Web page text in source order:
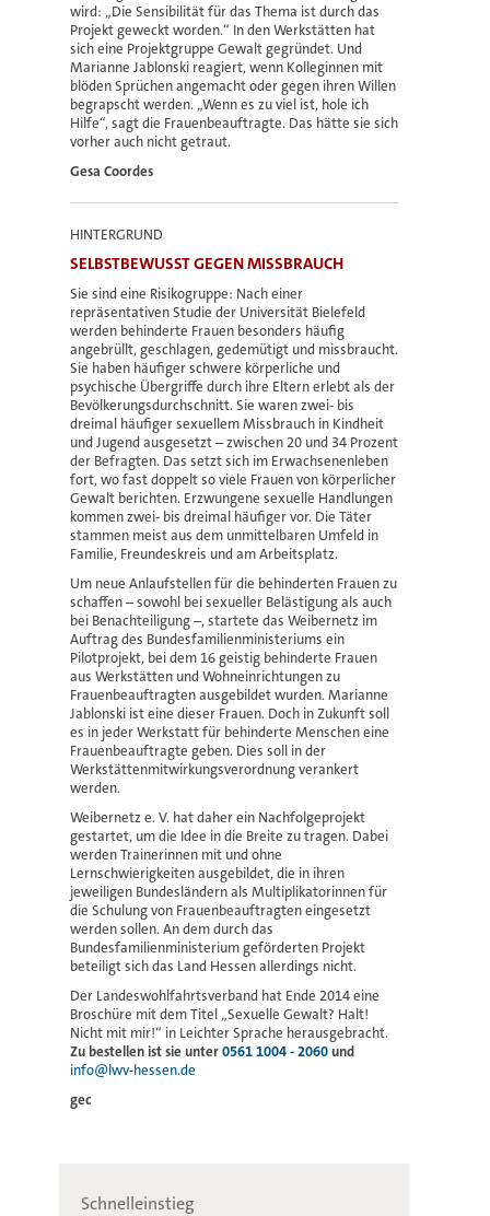
wird: „Die Sensibilität für das Thema ist durch das
Projekt geweckt worden.“ In den Werkstätten hat
sich eine Projektgruppe Gewalt gegründet. Und
Marianne Jablonski reagiert, wenn Kolleginnen mit
blöden Sprüchen angemacht oder gegen ihren Willen
begrapscht werden. „Wenn es zu viel ist, hole ich
Hilfe“, sagt die Frauenbeauftragte. Das hätte sie sich
vorher auch nicht getraut.
Gesa Coordes
HINTERGRUND
SELBSTBEWUSST GEGEN MISSBRAUCH
Sie sind eine Risikogruppe: Nach einer
repräsentativen Studie der Universität Bielefeld
werden behinderte Frauen besonders häufig
angebrüllt, geschlagen, gedemütigt und missbraucht.
Sie haben häufiger schwere körperliche und
psychische Übergriffe durch ihre Eltern erlebt als der
Bevölkerungsdurchschnitt. Sie waren zwei- bis
dreimal häufiger sexuellem Missbrauch in Kindheit
und Jugend ausgesetzt – zwischen 20 und 34 Prozent
der Befragten. Das setzt sich im Erwachsenenleben
fort, wo fast doppelt so viele Frauen von körperlicher
Gewalt berichten. Erzwungene sexuelle Handlungen
kommen zwei- bis dreimal häufiger vor. Die Täter
stammen meist aus dem unmittelbaren Umfeld in
Familie, Freundeskreis und am Arbeitsplatz.
Um neue Anlaufstellen für die behinderten Frauen zu
schaffen – sowohl bei sexueller Belästigung als auch
bei Benachteiligung –, startete das Weibernetz im
Auftrag des Bundesfamilienministeriums ein
Pilotprojekt, bei dem 16 geistig behinderte Frauen
aus Werkstätten und Wohneinrichtungen zu
Frauenbeauftragten ausgebildet wurden. Marianne
Jablonski ist eine dieser Frauen. Doch in Zukunft soll
es in jeder Werkstatt für behinderte Menschen eine
Frauenbeauftragte geben. Dies soll in der
Werkstättenmitwirkungsverordnung verankert
werden.
Weibernetz e. V. hat daher ein Nachfolgeprojekt
gestartet, um die Idee in die Breite zu tragen. Dabei
werden Trainerinnen mit und ohne
Lernschwierigkeiten ausgebildet, die in ihren
jeweiligen Bundesländern als Multiplikatorinnen für
die Schulung von Frauenbeauftragten eingesetzt
werden sollen. An dem durch das
Bundesfamilienministerium geförderten Projekt
beteiligt sich das Land Hessen allerdings nicht.
Der Landeswohlfahrtsverband hat Ende 2014 eine
Broschüre mit dem Titel „Sexuelle Gewalt? Halt!
Nicht mit mir!“ in Leichter Sprache herausgebracht.
Zu bestellen ist sie unter0561 1004 - 2060 und
info@lwv-hessen.de
gec
Schnelleinstieg